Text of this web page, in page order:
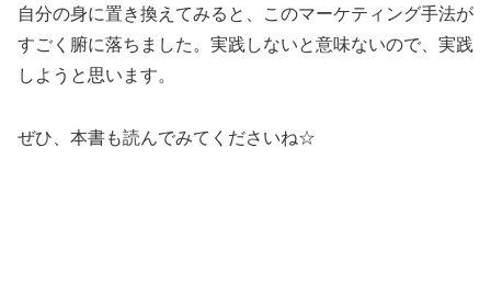
自分の身に置き換えてみると、このマーケティング手法が
すごく腑に落ちました。実践しないと意味ないので、実践
しようと思います。
ぜひ、本書も読んでみてくださいね☆